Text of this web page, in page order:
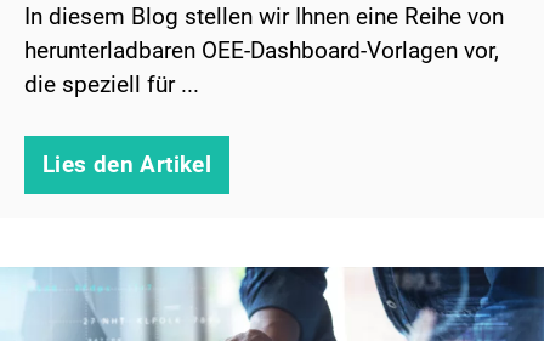
In diesem Blog stellen wir Ihnen eine Reihe von
herunterladbaren OEE-Dashboard-Vorlagen vor,
die speziell für ...
Lies den Artikel